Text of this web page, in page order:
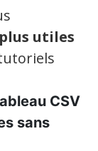
utiles
CSV
sans